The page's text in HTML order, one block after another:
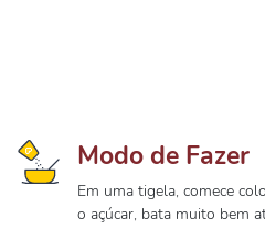
Modo de Fazer
Em uma tigela, comece
o açúcar, bata muito bem